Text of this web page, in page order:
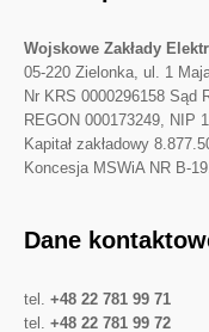
Wojskowe Zakłady
05-220 Zielonka, ul. 1
Nr KRS 0000296158 Sąd
REGON 000173249, NIP
Kapitał zakładowy
Koncesja MSWiA NR B-
Dane
tel. +48 22 781 99 71
tel. +48 22 781 99 72